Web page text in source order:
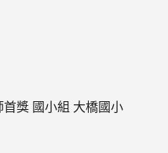
獎 國小組 大橋國小